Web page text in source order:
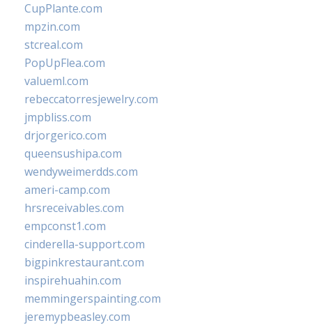
CupPlante.com
mpzin.com
stcreal.com
PopUpFlea.com
valueml.com
rebeccatorresjewelry.com
jmpbliss.com
drjorgerico.com
queensushipa.com
wendyweimerdds.com
ameri-camp.com
hrsreceivables.com
empconst1.com
cinderella-support.com
bigpinkrestaurant.com
inspirehuahin.com
memmingerspainting.com
jeremypbeasley.com